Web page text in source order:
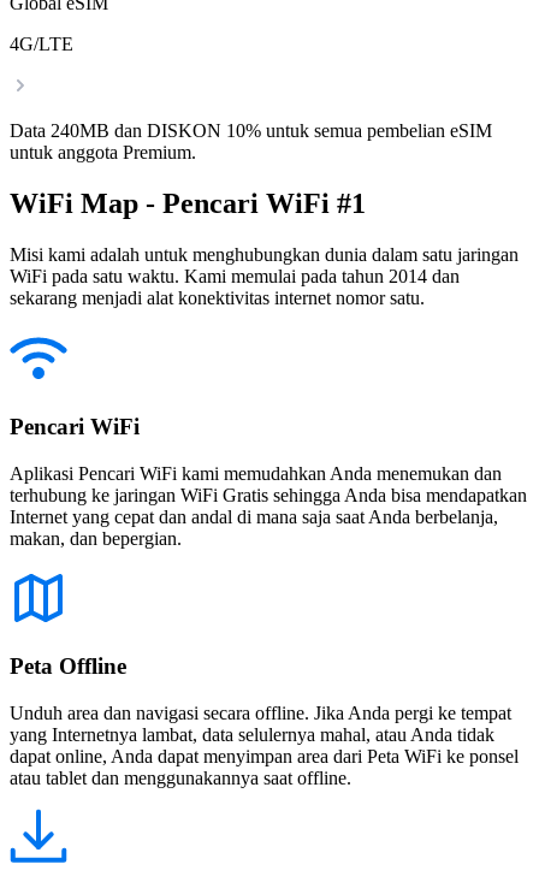
4G/LTE
Data 240MB dan DISKON 10% untuk semua pembelian eSIM
untuk anggota Premium.
WiFi Map - Pencari WiFi #1
Misi kami adalah untuk menghubungkan dunia dalam satu jaringan
WiFi pada satu waktu. Kami memulai pada tahun 2014 dan
sekarang menjadi alat konektivitas internet nomor satu.
Pencari WiFi
Aplikasi Pencari WiFi kami memudahkan Anda menemukan dan
terhubung ke jaringan WiFi Gratis sehingga Anda bisa mendapatkan
Internet yang cepat dan andal di mana saja saat Anda berbelanja,
makan, dan bepergian.
Peta Offline
Unduh area dan navigasi secara offline. Jika Anda pergi ke tempat
yang Internetnya lambat, data selulernya mahal, atau Anda tidak
dapat online, Anda dapat menyimpan area dari Peta WiFi ke ponsel
atau tablet dan menggunakannya saat offline.